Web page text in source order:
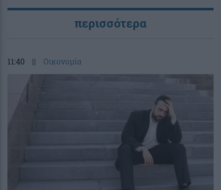
περισσότερα
11:40 || Οικονομία